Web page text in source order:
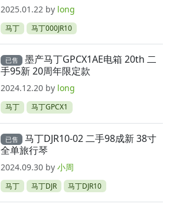
2025.01.22 by long
马丁 马丁000JR10
已售
墨产马丁GPCX1AE电箱 20th 二
手95新 20周年限定款
2024.12.20 by long
马丁 马丁GPCX1
已售
马丁DJR10-02 二手98成新 38寸
全单旅行琴
2024.09.30 by小周
马丁 马丁DJR 马丁DJR10